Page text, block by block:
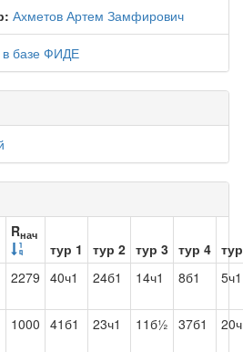
Ахметов Артем Замфирович
в базе ФИДЕ
Rнач
тур 1 тур 2 тур 3 тур 4
2279 40ч1 24б1 14ч1 8б1 5ч1
1000 41б1 23ч1 11б½ 37б1